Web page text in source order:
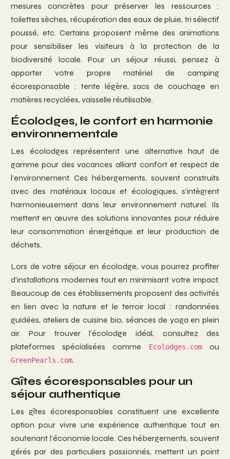
mesures concrètes pour préserver les ressources :
toilettes sèches, récupération des eaux de pluie, tri sélectif
poussé, etc. Certains proposent même des animations
pour sensibiliser les visiteurs à la protection de la
biodiversité locale. Pour un séjour réussi, pensez à
apporter votre propre matériel de camping
écoresponsable : tente légère, sacs de couchage en
matières recyclées, vaisselle réutilisable.
Écolodges, le confort en harmonie
environnementale
Les écolodges représentent une alternative haut de
gamme pour des vacances alliant confort et respect de
l’environnement. Ces hébergements, souvent construits
avec des matériaux locaux et écologiques, s’intègrent
harmonieusement dans leur environnement naturel. Ils
mettent en œuvre des solutions innovantes pour réduire
leur consommation énergétique et leur production de
déchets.
Lors de votre séjour en écolodge, vous pourrez profiter
d’installations modernes tout en minimisant votre impact.
Beaucoup de ces établissements proposent des activités
en lien avec la nature et le terroir local : randonnées
guidées, ateliers de cuisine bio, séances de yoga en plein
air. Pour trouver l’écolodge idéal, consultez des
plateformes spécialisées comme
Ecolodges.comou
GreenPearls.com.
Gîtes écoresponsables pour un
séjour authentique
Les gîtes écoresponsables constituent une excellente
option pour vivre une expérience authentique tout en
soutenant l’économie locale. Ces hébergements, souvent
gérés par des particuliers passionnés, mettent un point